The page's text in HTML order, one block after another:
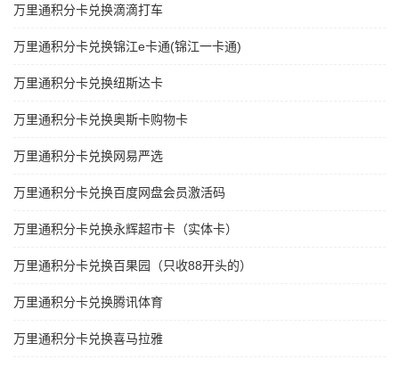
万里通积分卡兑换滴滴打车
万里通积分卡兑换锦江e卡通(锦江一卡通)
万里通积分卡兑换纽斯达卡
万里通积分卡兑换奥斯卡购物卡
万里通积分卡兑换网易严选
万里通积分卡兑换百度网盘会员激活码
万里通积分卡兑换永辉超市卡（实体卡）
万里通积分卡兑换百果园（只收88开头的）
万里通积分卡兑换腾讯体育
万里通积分卡兑换喜马拉雅